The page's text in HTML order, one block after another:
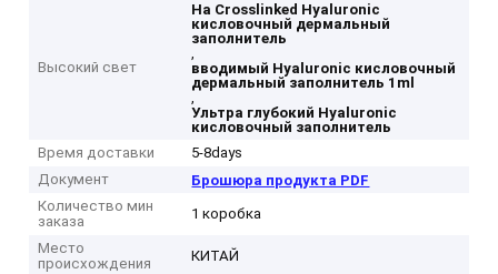
Высокий свет
Ha Crosslinked Hyaluronic
кисловочный дермальный
заполнитель
,
вводимый Hyaluronic кисловочный
дермальный заполнитель 1ml
,
Ультра глубокий Hyaluronic
кисловочный заполнитель
Время доставки
5-8days
Документ
Брошюра продукта PDF
Количество мин
заказа
1 коробка
Место
происхождения
КИТАЙ